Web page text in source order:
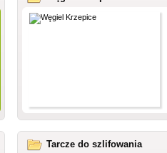
Tarcze do szlifowania